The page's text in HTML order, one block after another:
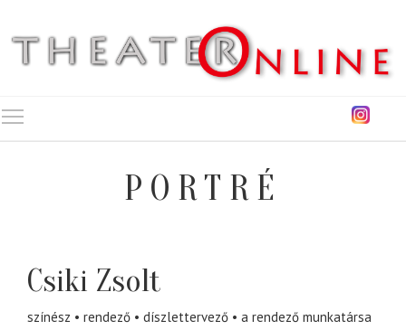
PORTRÉ
Csiki Zsolt
színész rendező díszlettervező a rendező munkatársa